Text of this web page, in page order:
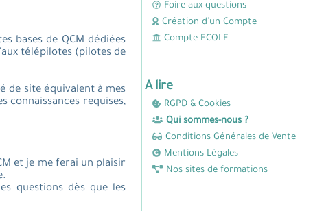
bases de QCM dédiées
télépilotes (pilotes de
de site équivalent à mes
connaissances requises,
et je me ferai un plaisir
questions dès que les
Foire aux questions
Création d'un Compte
Compte ECOLE
A lire
RGPD & Cookies
Qui sommes-nous ?
Conditions Générales de Vente
Mentions Légales
Nos sites de formations